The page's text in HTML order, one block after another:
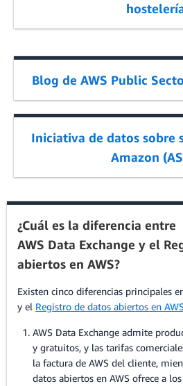
Blog de AWS Public
Iniciativa de datos sobre
Amazon
¿Cuál es la diferencia entre
AWS Data Exchange y el
abiertos en AWS?
Existen cinco diferencias principales
y el Registro de datos abiertos en
AWS Data Exchange admite
y gratuitos, y las tarifas
la factura de AWS del cliente,
datos abiertos en AWS ofrece a